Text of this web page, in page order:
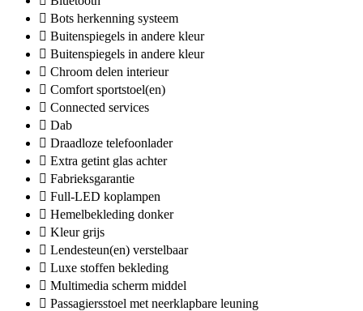
Bots herkenning systeem
Buitenspiegels in andere kleur
Buitenspiegels in andere kleur
Chroom delen interieur
Comfort sportstoel(en)
Connected services
Dab
Draadloze telefoonlader
Extra getint glas achter
Fabrieksgarantie
Full-LED koplampen
Hemelbekleding donker
Kleur grijs
Lendesteun(en) verstelbaar
Luxe stoffen bekleding
Multimedia scherm middel
Passagiersstoel met neerklapbare leuning